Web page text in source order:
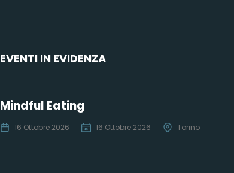
EVENTI IN EVIDENZA
Mindful Eating
16 Ottobre 2026 16 Ottobre 2026 Torino